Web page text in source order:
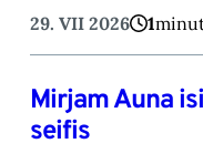
29. VII 2026
1
Mirjam Auna
seifis